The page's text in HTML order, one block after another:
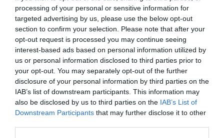
processing of your personal or sensitive information for
targeted advertising by us, please use the below opt-out
section to confirm your selection. Please note that after your
opt-out request is processed you may continue seeing
interest-based ads based on personal information utilized by
us or personal information disclosed to third parties prior to
your opt-out. You may separately opt-out of the further
disclosure of your personal information by third parties on the
IAB’s list of downstream participants. This information may
also be disclosed by us to third parties on the IAB’s List of
Downstream Participants that may further disclose it to other